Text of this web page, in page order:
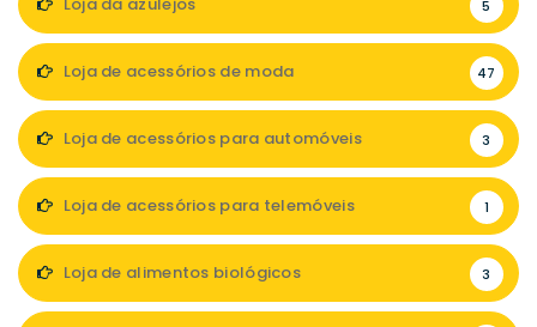
5
Loja de acessórios de moda 47
Loja de acessórios para automóveis 3
Loja de acessórios para telemóveis 1
Loja de alimentos biológicos 3